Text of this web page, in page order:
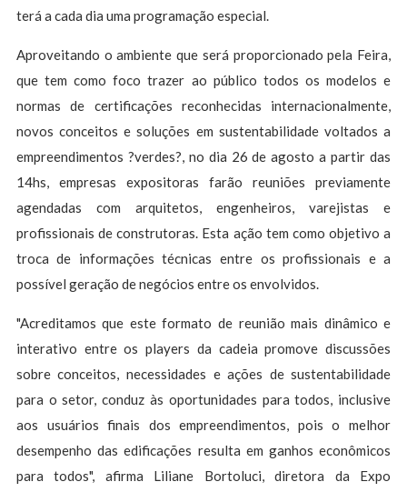
terá a cada dia uma programação especial.
Aproveitando o ambiente que será proporcionado pela Feira,
que tem como foco trazer ao público todos os modelos e
normas de certificações reconhecidas internacionalmente,
novos conceitos e soluções em sustentabilidade voltados a
empreendimentos ?verdes?, no dia 26 de agosto a partir das
14hs, empresas expositoras farão reuniões previamente
agendadas com arquitetos, engenheiros, varejistas e
profissionais de construtoras. Esta ação tem como objetivo a
troca de informações técnicas entre os profissionais e a
possível geração de negócios entre os envolvidos.
"Acreditamos que este formato de reunião mais dinâmico e
interativo entre os players da cadeia promove discussões
sobre conceitos, necessidades e ações de sustentabilidade
para o setor, conduz às oportunidades para todos, inclusive
aos usuários finais dos empreendimentos, pois o melhor
desempenho das edificações resulta em ganhos econômicos
para todos", afirma Liliane Bortoluci, diretora da Expo